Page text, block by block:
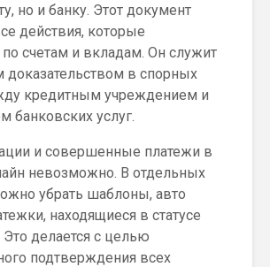
но и банку. Этот документ
действия, которые
счетам и вкладам. Он служит
в спорных
кредитным учреждением и
банковских услуг.
и совершенные платежи в
невозможно. В отдельных
убрать шаблоны, авто
находящиеся в статусе
делается с целью
подтверждения всех